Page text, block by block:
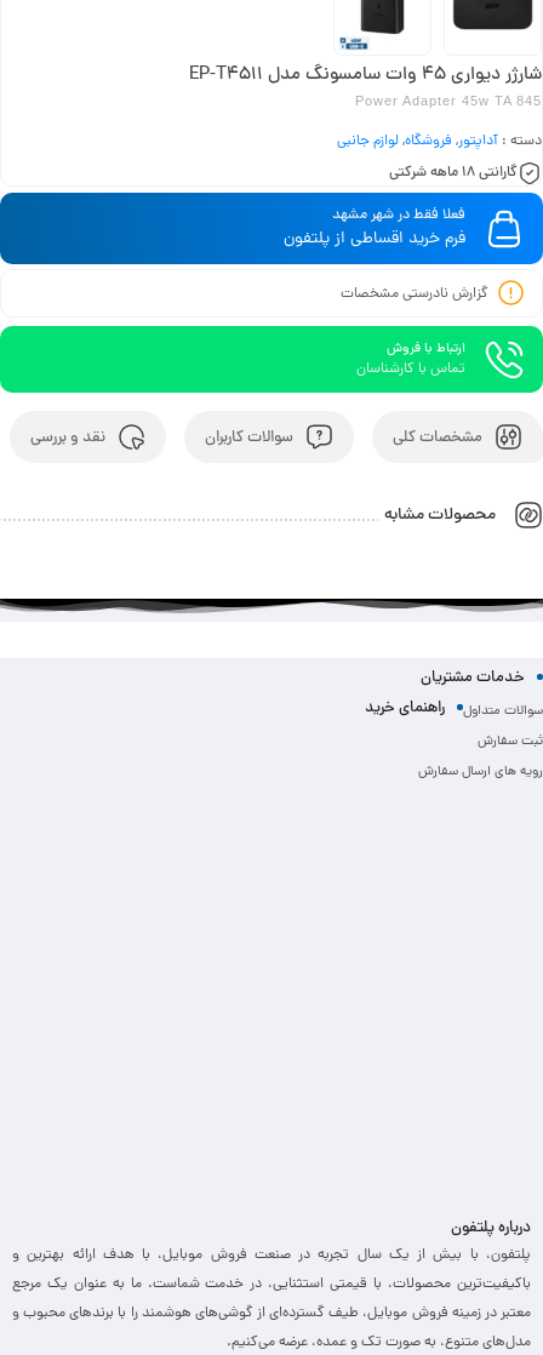
شارژر دیواری 45 وات سامسونگ مدل EP-T4511
Power Adapter 45w TA 845
دسته : آداپتور, فروشگاه,لوازم جانبی
گارانتی 18 ماهه شرکتی
فعلا فقط در شهر مشهد
فرم خرید اقساطی از پلتفون
گزارش نادرستی مشخصات
ارتباط با فروش
تماس با کارشناسان
مشخصات کلی سوالات کاربران نقد و بررسی
محصولات مشابه
خدمات مشتریان
سوالات متداول راهنمای خرید
ثبت سفارش
رویه های ارسال سفارش
درباره پلتفون
پلتفون، با بیش از یک سال تجربه در صنعت فروش موبایل، با هدف ارائه بهترین و
باکیفیت‌ترین محصولات، با قیمتی استثنایی، در خدمت شماست. ما به عنوان یک مرجع
معتبر در زمینه فروش موبایل، طیف گسترده‌ای از گوشی‌های هوشمند را با برندهای محبوب و
مدل‌های متنوع، به صورت تک و عمده، عرضه می‌کنیم.